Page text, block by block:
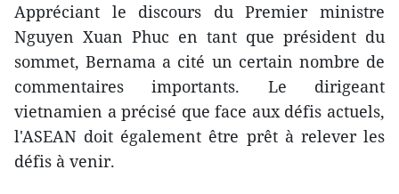
Appréciant le discours du Premier ministre
Nguyen Xuan Phuc en tant que président du
sommet, Bernama a cité un certain nombre de
commentaires importants. Le dirigeant
vietnamien a précisé que face aux défis actuels,
l'ASEAN doit également être prêt à relever les
défis à venir.